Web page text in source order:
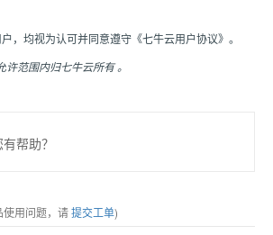
，均视为认可并同意遵守《七牛云用户协议》。
范围内归七牛云所有 。
帮助？
使用问题，请提交工单)